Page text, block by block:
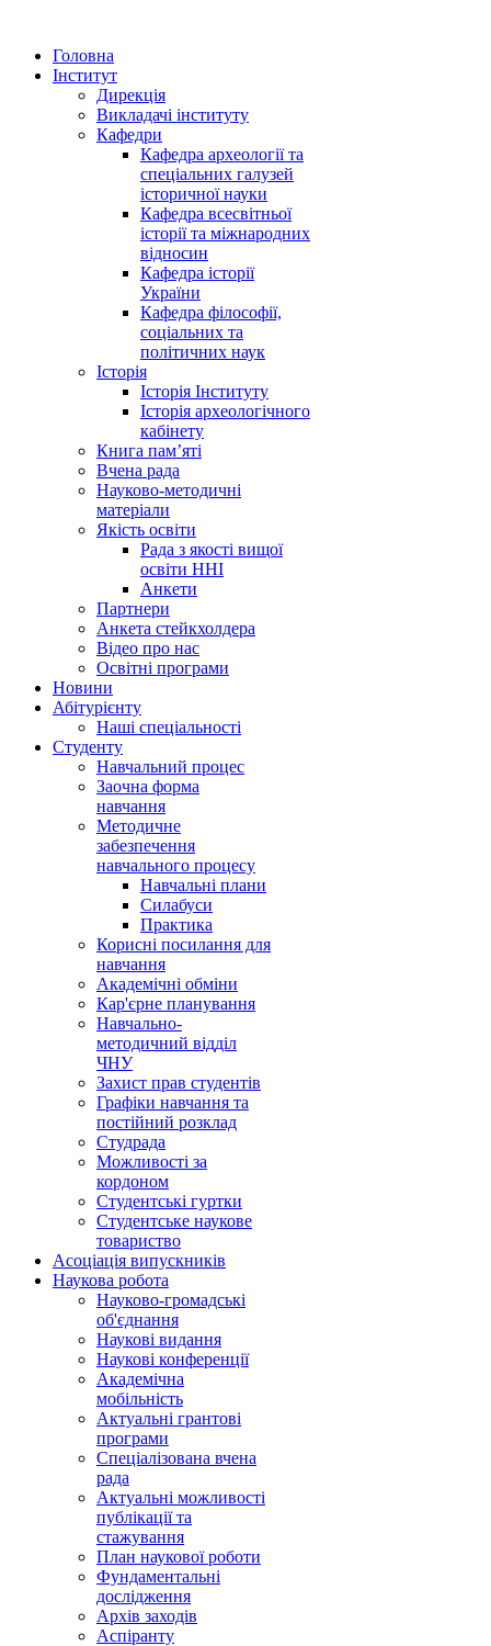
Головна
Інститут
Дирекція
Викладачі інституту
Кафедри
Кафедра археології та
спеціальних галузей
історичної науки
Кафедра всесвітньої
історії та міжнародних
відносин
Кафедра історії
України
Кафедра філософії,
соціальних та
політичних наук
Історія
Історія Інституту
Історія археологічного
кабінету
Книга памʼяті
Вчена рада
Науково-методичні
матеріали
Якість освіти
Рада з якості вищої
освіти ННІ
Анкети
Партнери
Анкета стейкхолдера
Відео про нас
Освітні програми
Hовини
Абітурієнту
Наші спеціальності
Студенту
Навчальний процес
Заочна форма
навчання
Методичне
забезпечення
навчального процесу
Навчальні плани
Силабуси
Практика
Корисні посилання для
навчання
Академічні обміни
Кар'єрне планування
Навчально-
методичний відділ
ЧНУ
Захист прав студентів
Графіки навчання та
постійний розклад
Студрада
Можливості за
кордоном
Студентські гуртки
Студентське наукове
товариство
Асоціація випускників
Наукова робота
Науково-громадські
об'єднання
Наукові видання
Наукові конференції
Академічна
мобільність
Актуальні грантові
програми
Спеціалізована вчена
рада
Актуальні можливості
публікації та
стажування
План наукової роботи
Фундаментальні
дослідження
Архів заходів
Аспіранту